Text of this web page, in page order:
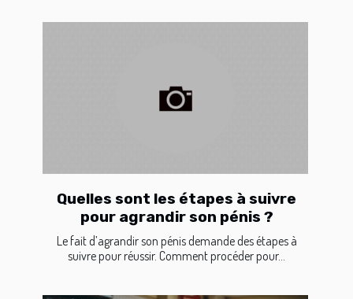
Quelles sont les étapes à suivre
pour agrandir son pénis ?
Le fait d’agrandir son pénis demande des étapes à
suivre pour réussir. Comment procéder pour...